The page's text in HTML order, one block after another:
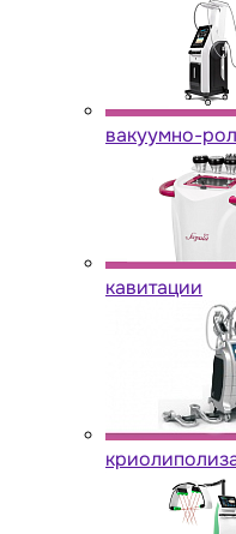
вакуумно-
кавитации